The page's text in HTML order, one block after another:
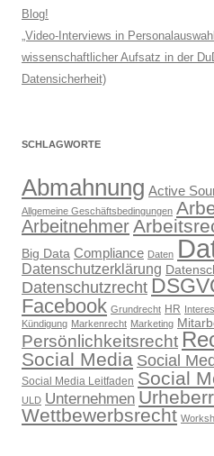
Blog!
„Video-Interviews in
wissenschaftlicher Aufsatz in der
Datensicherheit)
SCHLAGWORTE
Abmahnung Active
Allgemeine Geschäftsbedingungen
Arbeitnehmer
Big Data Compliance Daten
Datenschutzerklärung
Datenschutzrecht
Facebook Grundrecht HR
Kündigung Markenrecht Marketing
Persönlichkeitsrecht
Social Media Social
Social Media Leitfaden Social
ULD Unternehmen
Wettbewerbsrecht